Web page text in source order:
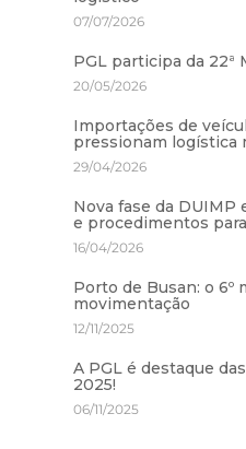
07/07/2026
PGL participa da 22ª
20/05/2026
Importações de
pressionam logística
29/04/2026
Nova fase da DUIMP
e procedimentos
16/04/2026
Porto de Busan: o 6º
movimentação
12/11/2025
A PGL é destaque
2025!
06/11/2025